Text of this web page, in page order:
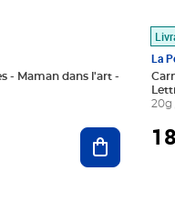
- Maman dans l'art -
Ajouter au
La
20g
18